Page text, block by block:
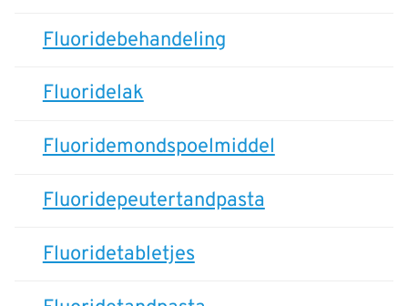
Fluoridebehandeling
Fluoridelak
Fluoridemondspoelmiddel
Fluoridepeutertandpasta
Fluoridetabletjes